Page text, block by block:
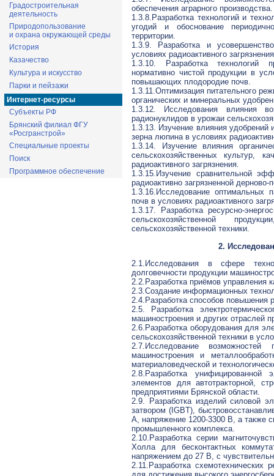
Градостроительная
деятельность
Природопользование
и охрана окружающей среды
История
Казачество
Культура и искусство
Парки и пейзажи
Интернет-ресурсы
Субъекты РФ
Брянский филиал ФГУ
«Росгранстрой»
Специальные проекты
Поиск
Программное обеспечение
обеспечения аграрного производства.
1.3.8.Разработка технологий и
угодий и обоснование
территории.
1.3.9. Разработка и
условиях радиоактивного
1.3.10. Разработка технологий
нормативно чистой продукции в
повышающих плодородие почв.
1.3.11.Оптимизация питательного
органических и минеральных
1.3.12. Исследования влияния
радионуклидов в урожаи
1.3.13. Изучение влияния
зерна люпина в условиях
1.3.14. Изучение влияния
сельскохозяйственных культур,
радиоактивного загрязнения.
1.3.15.Изучение сравнительной
радиоактивно загрязненной
1.3.16.Исследование оптимальных
почв в условиях радиоактивного
1.3.17. Разработка ресурсно-
сельскохозяйственной
сельскохозяйственной техники.
2.
2.1.Исследования в сфере
долговечности продукции
2.2.Разработка приёмов управления
2.3.Создание информационных
2.4.Разработка способов повышения
2.5. Разработка
машиностроения и других отраслей
2.6.Разработка оборудования для
сельскохозяйственной техники в
2.7.Исследование возможностей
машиностроения и
материаловедческой и
2.8.Разработка унифицированной
элементов для автотракторной,
предприятиями Брянской области.
2.9. Разработка изделий силовой
затвором (IGBT),
А, напряжение 1200-3300 В, а также
промышленного комплекса.
2.10.Разработка серии
Холла для бесконтактных
напряжением до 27 В, с
2.11.Разработка схемотехнических